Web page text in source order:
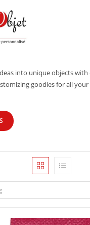
into unique objects with
goodies for all